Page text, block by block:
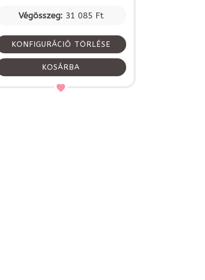
Végösszeg: 31 085 Ft
KONFIGURÁCIÓ TÖRLÉSE
KOSÁRBA